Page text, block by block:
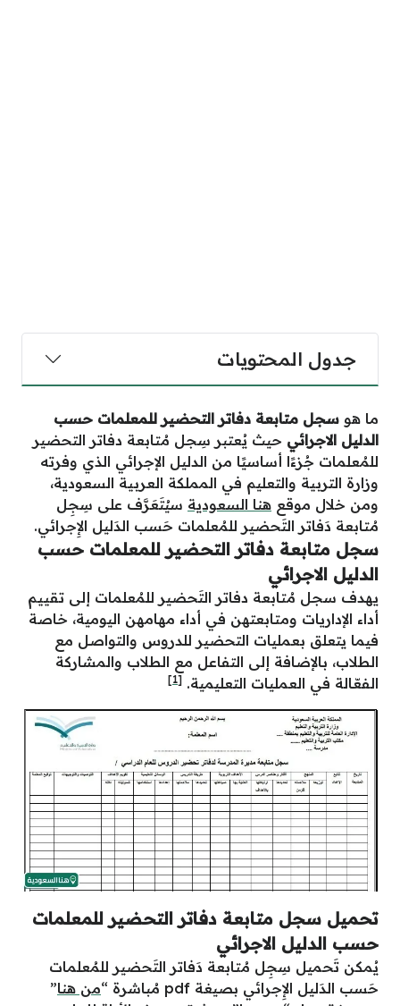
جدول المحتويات
ما هو سجل متابعة دفاتر التحضير للمعلمات حسب
الدليل الاجرائي حيث يُعتبر سِجل مُتابعة دفاتر التحضير
للمُعلمات جُزءًا أساسيًا من الدليل الإجرائي الذي وفرته
وزارة التربية والتعليم في المملكة العربية السعودية،
ومن خلال موقع هنا السعودية سيُتَعَرَّف على سِجِل
مُتابعة دَفاتر التَحضير للمُعلمات حَسب الدَليل الإِجرائي.
سجل متابعة دفاتر التحضير للمعلمات حسب
الدليل الاجرائي
يهدف سجل مُتابعة دفاتر التَحضير للمُعلمات إلى تقييم
أداء الإداريات ومتابعتهن في أداء مهامهن اليومية، خاصة
فيما يتعلق بعمليات التحضير للدروس والتواصل مع
الطلاب، بالإضافة إلى التفاعل مع الطلاب والمشاركة
الفعّالة في العمليات التعليمية. [1]
تحميل سجل متابعة دفاتر التحضير للمعلمات
حسب الدليل الاجرائي
يُمكن تَحميل سِجِل مُتابعة دَفاتر التَحضير للمُعلمات
حَسب الدَليل الإِجرائي بصيغة pdf مُباشرة “
من هنا”